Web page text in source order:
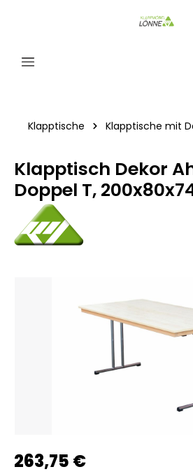
Klapptische Klapptische mit
Klapptisch Dekor
Doppel T,
263,75 €